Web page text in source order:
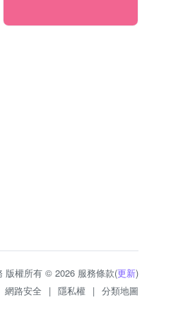
版權所有 © 2026 服務條款(更新)
網路安全 | 隱私權 | 分類地圖